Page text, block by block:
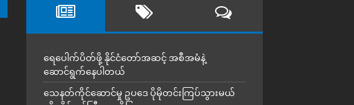
ရေပေါက်ပိတ်ဖို့ နိုင်ငံတော်အဆင့် အစီအမံနဲ့
ဆောင်ရွက်နေပါတယ်
သေနတ်ကိုင်ဆောင်မှု ဥပဒေ ပိုမိုတင်းကြပ်သွားမယ်